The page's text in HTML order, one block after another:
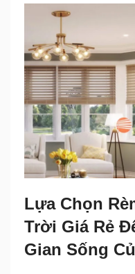
Lựa Chọn
Trời Giá Rẻ
Gian Sống